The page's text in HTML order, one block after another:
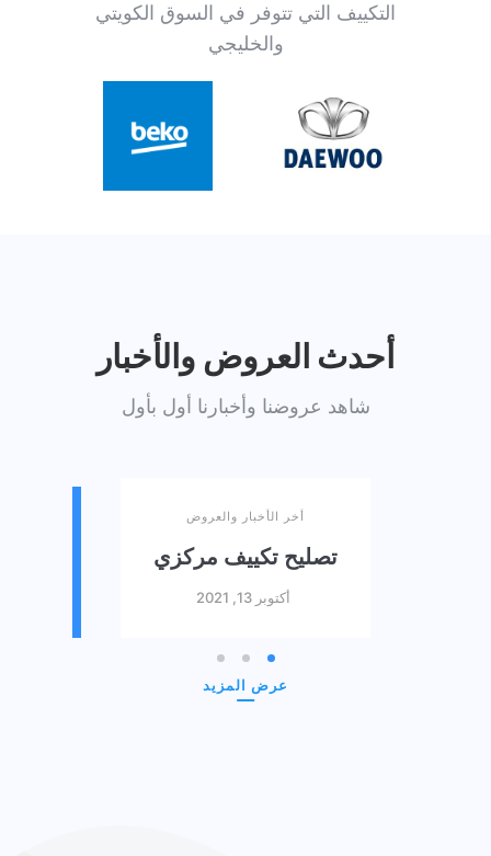
التكييف التي تتوفر في السوق الكويتي
والخليجي
أحدث العروض والأخبار
شاهد عروضنا وأخبارنا أول بأول
أخر الأخبار والعروض
تصليح تكييف مركزي
أكتوبر 13, 2021
عرض المزيد